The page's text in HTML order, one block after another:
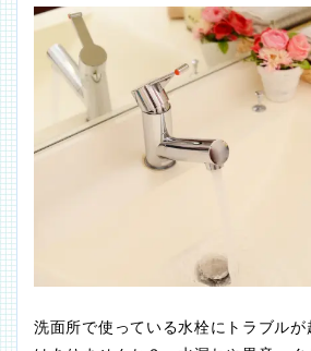
洗面所で使っている水栓にトラブル